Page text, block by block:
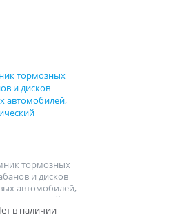
тормозных
и дисков
автомобилей,
в наличии